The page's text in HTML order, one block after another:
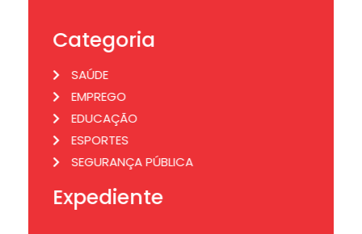
Categoria
SAÚDE
EMPREGO
EDUCAÇÃO
ESPORTES
SEGURANÇA PÚBLICA
Expediente